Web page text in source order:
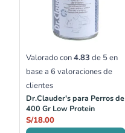
Valorado con4.83 de 5 en
base a 6 valoraciones de
clientes
Dr.Clauder's para Perros de
400 Gr Low Protein
S/18.00